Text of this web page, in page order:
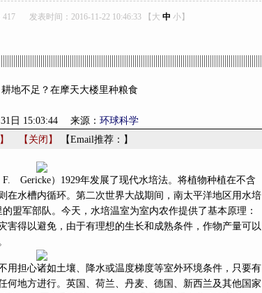
417 发表时间：2016-11-22 10:46:33 【 大 中 小】
地不足？在摩天大楼里种粮食
31日 15:03:44 来源： 环球科学
】 【 关闭 】 【Email推荐：】
）1929年发展了现代水培法。将植物种植在不含
在水槽内循环。第二次世界大战期间，南太平洋地区用水培
盟军部队。今天，水培温室为室内农作提供了基本原理：
害得以避免，由于有理想的生长和成熟条件，作物产量可以
心诸如土壤、降水或温度梯度等室外环境条件，只要有
何地方进行。英国、荷兰、丹麦、德国、新西兰及其他国家